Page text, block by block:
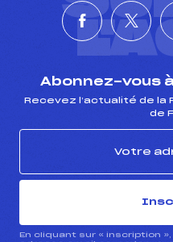
Abonnez-vous
Recevez l’actualité de la
de
En cliquant sur « inscription